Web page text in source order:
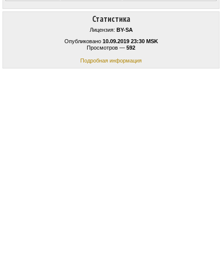
Статистика
Лицензия: BY-SA
Опубликовано 10.09.2019 23:30 MSK
Просмотров — 592
Подробная информация